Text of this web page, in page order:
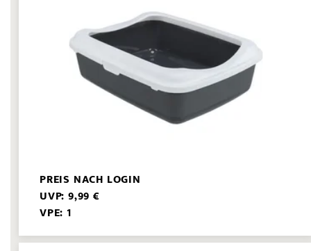
PREIS NACH LOGIN
UVP: 9,99 €
VPE: 1